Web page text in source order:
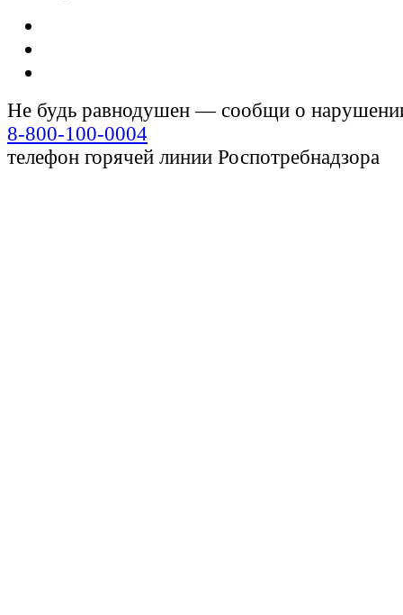
Не будь равнодушен — сообщи о
8-800-100-0004
телефон горячей линии Роспотребнадзора